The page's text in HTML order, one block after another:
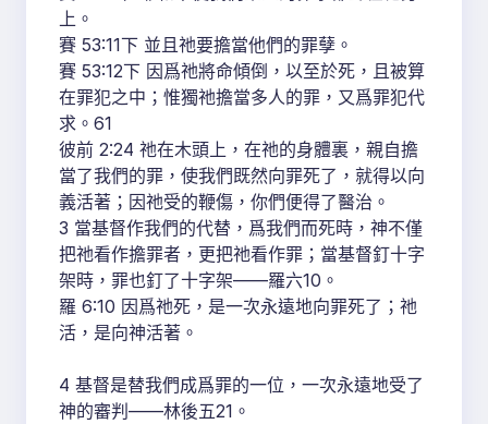
上。
賽 53:11下 並且祂要擔當他們的罪孽。
賽 53:12下 因爲祂將命傾倒，以至於死，且被算
在罪犯之中；惟獨祂擔當多人的罪，又爲罪犯代
求。61
彼前 2:24 祂在木頭上，在祂的身體裏，親自擔
當了我們的罪，使我們既然向罪死了，就得以向
義活著；因祂受的鞭傷，你們便得了醫治。
3 當基督作我們的代替，爲我們而死時，神不僅
把祂看作擔罪者，更把祂看作罪；當基督釘十字
架時，罪也釘了十字架——羅六10。
羅 6:10 因爲祂死，是一次永遠地向罪死了；祂
活，是向神活著。
4 基督是替我們成爲罪的一位，一次永遠地受了
神的審判——林後五21。